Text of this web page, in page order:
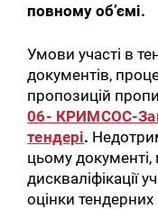
повному об’ємі.
Умови участі в
документів,
пропозицій
06- КРИМСОС-
тендері.
цьому
дискваліфікації
оцінки